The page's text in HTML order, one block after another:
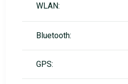
WLAN:
Bluetooth:
GPS: